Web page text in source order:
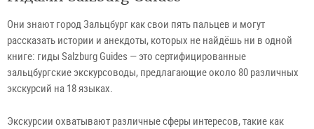
Они знают город Зальцбург как свои пять пальцев и могут
рассказать истории и анекдоты, которых не найдёшь ни в одной
книге: гиды Salzburg Guides — это сертифицированные
зальцбургские экскурсоводы, предлагающие около 80 различных
экскурсий на 18 языках.
Экскурсии охватывают различные сферы интересов, такие как